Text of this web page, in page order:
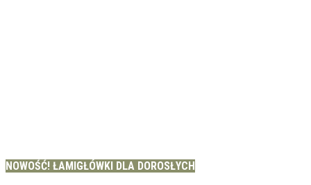
NOWOŚĆ! ŁAMIGŁÓWKI DLA DOROSŁYCH